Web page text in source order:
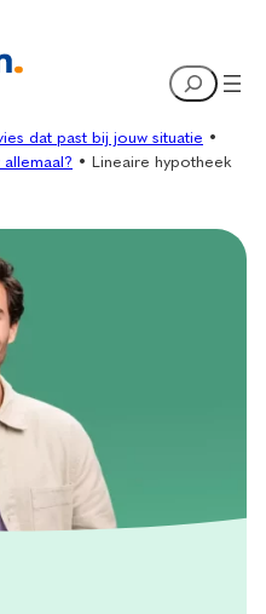
Search
dat past bij jouw situatie •
• Lineaire hypotheek